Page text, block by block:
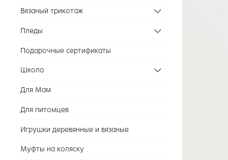
Вязаный трикотаж
Пледы
Подарочные сертификаты
Школа
Для Мам
Для питомцев
Игрушки деревянные и вязаные
Муфты на коляску